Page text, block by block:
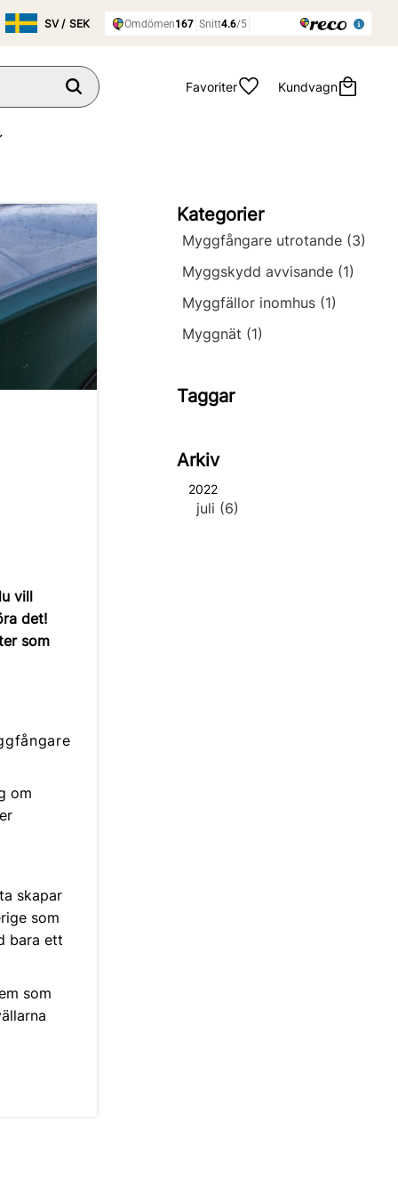
Favoriter Kundvagn
vill
det!
som
om
skapar
som
bara ett
som
Kategorier
Myggfångare utrotande (3)
Myggskydd avvisande (1)
Myggfällor inomhus (1)
Myggnät (1)
Taggar
Arkiv
2022
juli (6)